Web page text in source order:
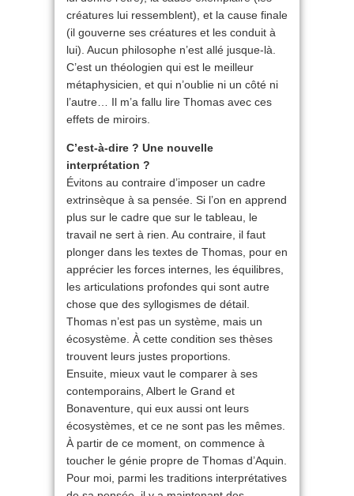
créatures lui ressemblent), et la cause finale
(il gouverne ses créatures et les conduit à
lui). Aucun philosophe n’est allé jusque-là.
C’est un théologien qui est le meilleur
métaphysicien, et qui n’oublie ni un côté ni
l’autre… Il m’a fallu lire Thomas avec ces
effets de miroirs.
C’est-à-dire ? Une nouvelle
interprétation ?
Évitons au contraire d’imposer un cadre
extrinsèque à sa pensée. Si l’on en apprend
plus sur le cadre que sur le tableau, le
travail ne sert à rien. Au contraire, il faut
plonger dans les textes de Thomas, pour en
apprécier les forces internes, les équilibres,
les articulations profondes qui sont autre
chose que des syllogismes de détail.
Thomas n’est pas un système, mais un
écosystème. À cette condition ses thèses
trouvent leurs justes proportions.
Ensuite, mieux vaut le comparer à ses
contemporains, Albert le Grand et
Bonaventure, qui eux aussi ont leurs
écosystèmes, et ce ne sont pas les mêmes.
À partir de ce moment, on commence à
toucher le génie propre de Thomas d’Aquin.
Pour moi, parmi les traditions interprétatives